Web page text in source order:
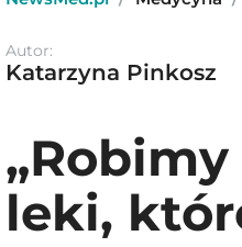
Autor:
Katarzyna Pinkosz
leki,